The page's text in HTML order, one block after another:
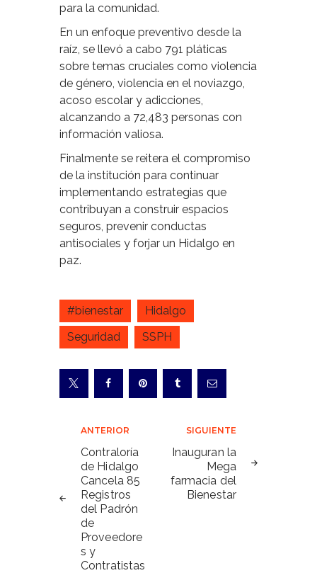
para la comunidad.
En un enfoque preventivo desde la
raíz, se llevó a cabo 791 pláticas
sobre temas cruciales como violencia
de género, violencia en el noviazgo,
acoso escolar y adicciones,
alcanzando a 72,483 personas con
información valiosa.
Finalmente se reitera el compromiso
de la institución para continuar
implementando estrategias que
contribuyan a construir espacios
seguros, prevenir conductas
antisociales y forjar un Hidalgo en
paz.
#bienestar
Hidalgo
Seguridad
SSPH
Navegación
de
entradas
ANTERIOR
Contraloría
de Hidalgo
Cancela 85
Registros
del Padrón
de
Proveedore
s y
Contratistas
SIGUIENTE
Inauguran la
Mega
farmacia del
Bienestar